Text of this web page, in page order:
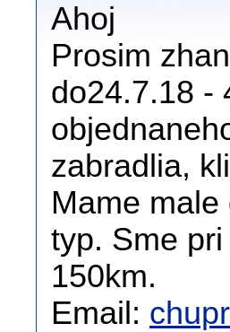
Ahoj
Prosim
do24.7.18 -
zabradlia,
Mame
typ. Sme
150km.
Email: